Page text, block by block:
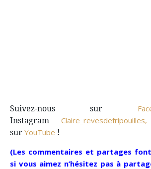
Suivez-nous sur
Instagram Claire_revesdefripouilles,
sur YouTube !
(Les commentaires et partages
si vous aimez n’hésitez pas à